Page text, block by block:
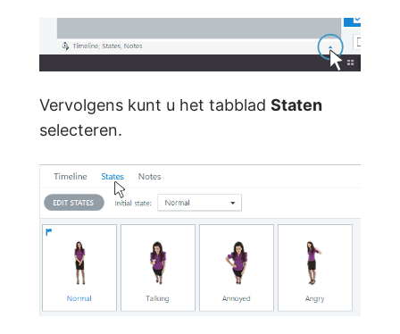
Vervolgens kunt u het tabblad Staten
selecteren.